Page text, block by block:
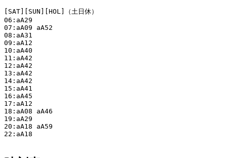
[SAT][SUN][HOL]（土日休）
06:aA29
07:aA09 aA52
08:aA31
09:aA12
10:aA40
11:aA42
12:aA42
13:aA42
14:aA42
15:aA41
16:aA45
17:aA12
18:aA08 aA46
19:aA29
20:aA18 aA59
22:aA18